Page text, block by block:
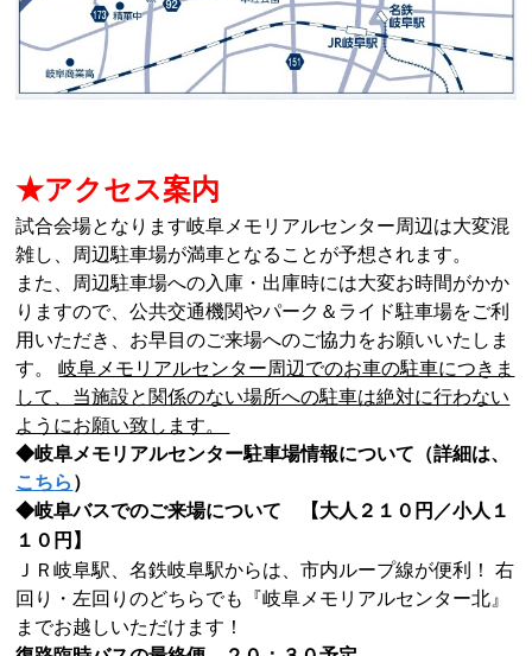
★アクセス案内
試合会場となります岐阜メモリアルセンター周辺は大変混
雑し、周辺駐車場が満車となることが予想されます。
また、周辺駐車場への入庫・出庫時には大変お時間がかか
りますので、公共交通機関やパーク＆ライド駐車場をご利
用いただき、お早目のご来場へのご協力をお願いいたしま
す。岐阜メモリアルセンター周辺でのお車の駐車につきま
して、当施設と関係のない場所への駐車は絶対に行わない
ようにお願い致します。
◆岐阜メモリアルセンター駐車場情報について（詳細は、
こちら ）
◆岐阜バスでのご来場について 【大人２１０円／小人１
１０円】
ＪＲ岐阜駅、名鉄岐阜駅からは、市内ループ線が便利！ 右
回り・左回りのどちらでも『岐阜メモリアルセンター北』
までお越しいただけます！